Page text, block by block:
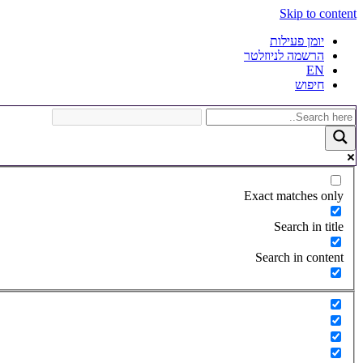
Skip to content
יומן פעילות
הרשמה לניוזלטר
EN
חיפוש
Exact matches only
Search in title
Search in content